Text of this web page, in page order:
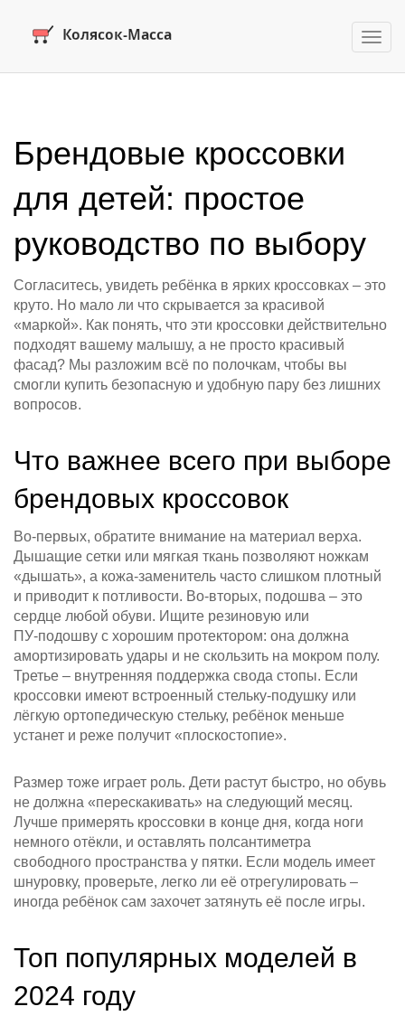
Брендовые кроссовки
для детей: простое
руководство по выбору
Согласитесь, увидеть ребёнка в ярких кроссовках – это
круто. Но мало ли что скрывается за красивой
«маркой». Как понять, что эти кроссовки действительно
подходят вашему малышу, а не просто красивый
фасад? Мы разложим всё по полочкам, чтобы вы
смогли купить безопасную и удобную пару без лишних
вопросов.
Что важнее всего при выборе
брендовых кроссовок
Во-первых, обратите внимание на материал верха.
Дышащие сетки или мягкая ткань позволяют ножкам
«дышать», а кожа‑заменитель часто слишком плотный
и приводит к потливости. Во‑вторых, подошва – это
сердце любой обуви. Ищите резиновую или
ПУ‑подошву с хорошим протектором: она должна
амортизировать удары и не скользить на мокром полу.
Третье – внутренняя поддержка свода стопы. Если
кроссовки имеют встроенный стельку‑подушку или
лёгкую ортопедическую стельку, ребёнок меньше
устанет и реже получит «плоскостопие».
Размер тоже играет роль. Дети растут быстро, но обувь
не должна «перескакивать» на следующий месяц.
Лучше примерять кроссовки в конце дня, когда ноги
немного отёкли, и оставлять полсантиметра
свободного пространства у пятки. Если модель имеет
шнуровку, проверьте, легко ли её отрегулировать –
иногда ребёнок сам захочет затянуть её после игры.
Топ популярных моделей в
2024 году